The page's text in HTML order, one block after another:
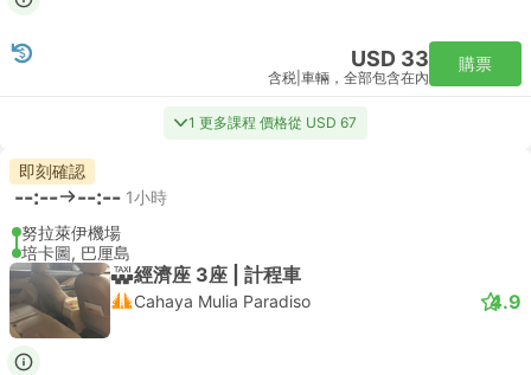
USD 33
含税 車輛，全部包含在內
購票
1 更多課程 價格從 USD 67
即刻確認
--:-- --:-- 1小時
努拉萊伊機場
培卡圖, 巴厘島
經濟座 3座 | 計程車
Cahaya Mulia Paradiso 4.9